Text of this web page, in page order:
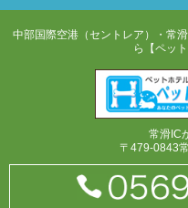
中部国際空港（セントレア）・常
ら【ペッ
常滑IC
〒479-0843